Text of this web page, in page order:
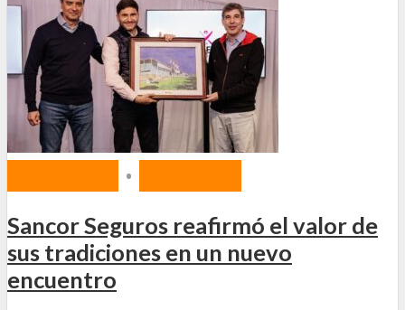
•
Sancor Seguros reafirmó el valor de
sus tradiciones en un nuevo
encuentro